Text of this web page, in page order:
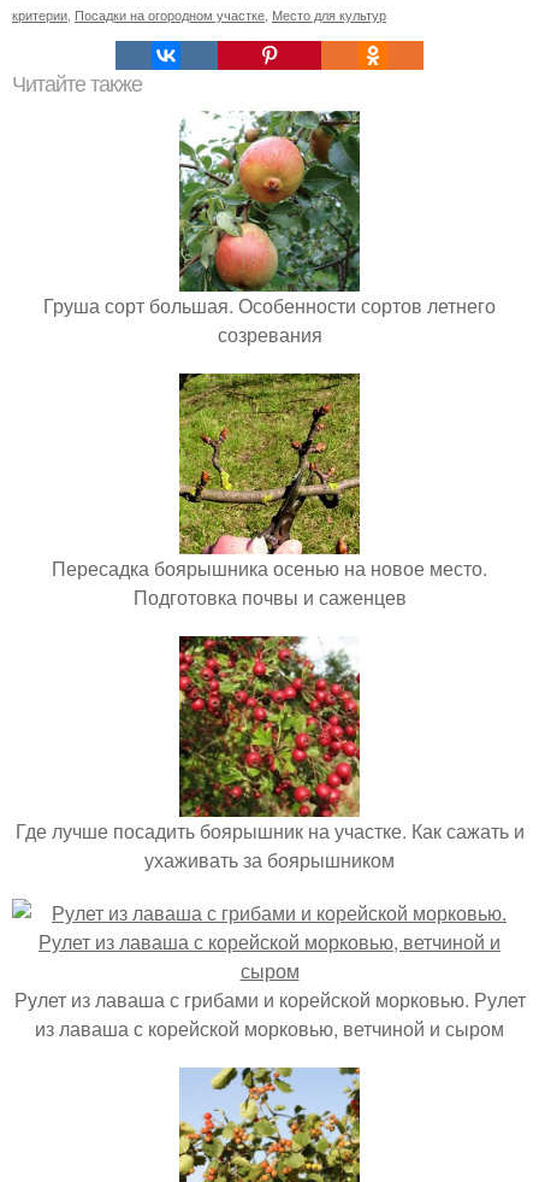
критерии Посадки на огородном участке Место для культур
Читайте также
Груша сорт большая. Особенности сортов летнего
созревания
Пересадка боярышника осенью на новое место.
Подготовка почвы и саженцев
Где лучше посадить боярышник на участке. Как сажать и
ухаживать за боярышником
Рулет из лаваша с грибами и корейской морковью. Рулет
из лаваша с корейской морковью, ветчиной и сыром